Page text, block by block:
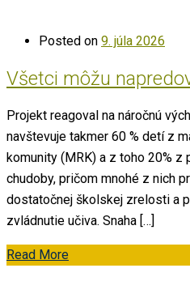
Posted on 9. júla 2026
Všetci môžu
Projekt reagoval na náročnú
navštevuje takmer 60 % detí z
komunity (MRK) a z toho 20% z
chudoby, pričom mnohé z nich
dostatočnej školskej zrelosti a
zvládnutie učiva. Snaha […]
Read More